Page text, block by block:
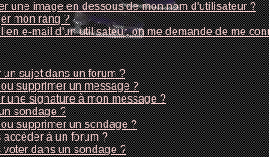
une image en dessous de mon nom d'utilisateur ?
mon rang ?
e-mail d'un utilisateur, on me demande de me
sujet dans un forum ?
supprimer un message ?
une signature à mon message ?
sondage ?
supprimer un sondage ?
à un forum ?
dans un sondage ?